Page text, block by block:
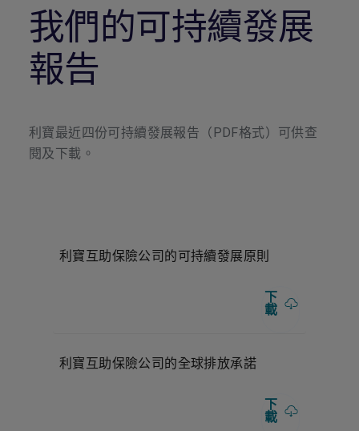
我們的可持續發展
報告
利寶最近四份可持續發展報告（PDF格式）可供查
閱及下載。
利寶互助保險公司的可持續發展原則
下
載
利寶互助保險公司的全球排放承諾
下
載